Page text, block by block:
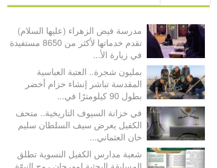
مدرسة فيض الزهراء (عليها السلام)
تقدم خدماتها لأكثر من 8650 مستفيدة
في زيارة الأ...
بمليون شجرة.. العتبة العباسية
المقدسة تباشر إنشاء حزام أخضر
بطول 90 كيلومترًا في...
في خزانة السيوف التاريخية.. متحف
الكفيل يعرض سيف السلطان سليم
خان العثماني...
شعبة مدارس الكفيل النسوية تطلق